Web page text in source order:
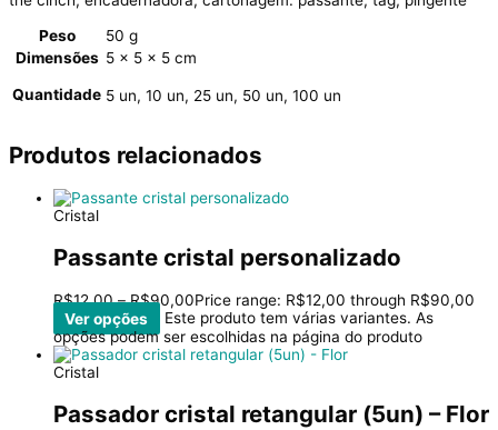
Peso
50 g
Dimensões 5 × 5 × 5 cm
Quantidade 5 un, 10 un, 25 un, 50 un, 100 un
Produtos relacionados
Cristal
Passante cristal personalizado
R$12,00 – R$90,00Price range: R$12,00 through R$90,00
Ver opções
Este produto tem várias variantes. As
opções podem ser escolhidas na página do produto
Cristal
Passador cristal retangular (5un) – Flor